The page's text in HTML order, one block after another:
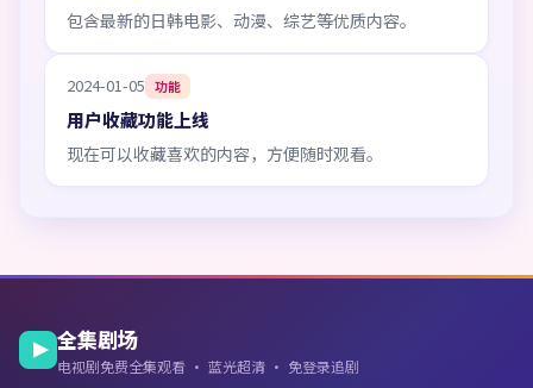
包含最新的日韩电影、动漫、综艺等优质内容。
2024-01-05 功能
用户收藏功能上线
现在可以收藏喜欢的内容，方便随时观看。
全集剧场
电视剧免费全集观看 · 蓝光超清 · 免登录追剧